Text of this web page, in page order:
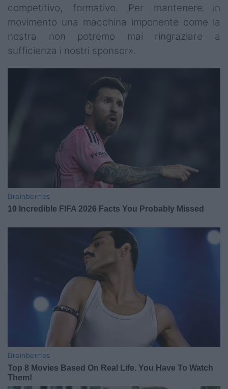
competitivo, formativo. Per mantenere in
movimento una macchina imponente come la
nostra non potremo mai ringraziare a
sufficienza i nostri sponsor».